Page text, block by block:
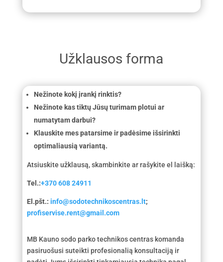
Užklausos forma
Nežinote kokį įrankį rinktis?
Nežinote kas tiktų Jūsų turimam plotui ar
numatytam darbui?
Klauskite mes patarsime ir padėsime išsirinkti
optimaliausią variantą.
Atsiuskite užklausą, skambinkite ar rašykite el laišką:
Tel.:+370 608 24911
El.pšt.: info@sodotechnikoscentras.lt;
profiservise.rent@gmail.com
MB Kauno sodo parko technikos centras komanda
pasiruošusi suteikti profesionalią konsultaciją ir